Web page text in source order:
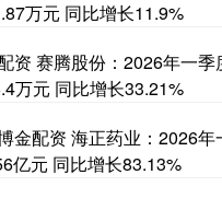
万元 同比增长11.9%
资 赛腾股份：2026年一季
万元 同比增长33.21%
金配资 海正药业：2026年
亿元 同比增长83.13%